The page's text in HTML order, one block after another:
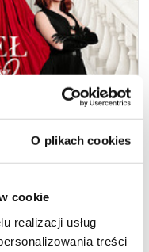
O plikach cookies
cookie
realizacji usług
treści